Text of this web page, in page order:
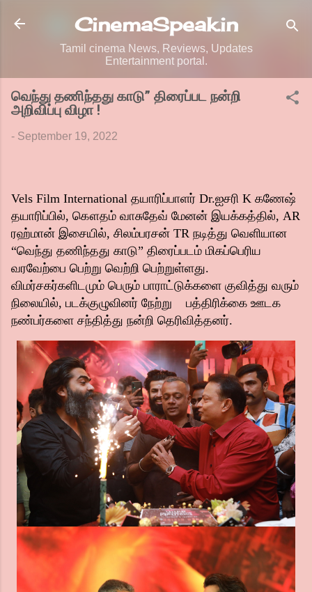
Skip to main content
CinemaSpeak.in
Tamil cinema News, Reviews, Updates
Entertainment portal.
வெந்து தணிந்தது காடு” திரைப்பட நன்றி
அறிவிப்பு விழா !
- September 19, 2022
Vels Film International தயாரிப்பாளர் Dr.ஐசரி K கணேஷ்
தயாரிப்பில், கௌதம் வாசுதேவ் மேனன் இயக்கத்தில், AR
ரஹ்மான் இசையில், சிலம்பரசன் TR நடித்து வெளியான
“வெந்து தணிந்தது காடு” திரைப்படம் மிகப்பெரிய
வரவேற்பை பெற்று வெற்றி பெற்றுள்ளது.
விமர்சகர்களிடமும் பெரும் பாராட்டுக்களை குவித்து வரும்
நிலையில், படக்குழுவினர் நேற்று பத்திரிக்கை ஊடக
நண்பர்களை சந்தித்து நன்றி தெரிவித்தனர்.